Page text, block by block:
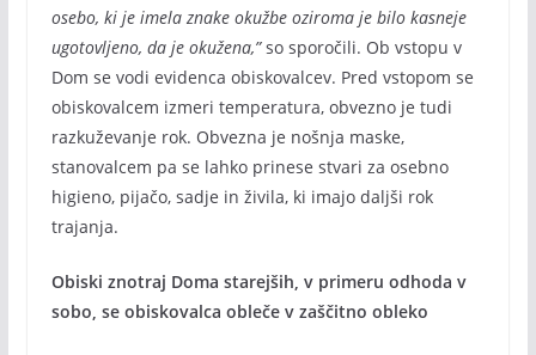
osebo, ki je imela znake okužbe oziroma je bilo kasneje
ugotovljeno, da je okužena,”so sporočili. Ob vstopu v
Dom se vodi evidenca obiskovalcev. Pred vstopom se
obiskovalcem izmeri temperatura, obvezno je tudi
razkuževanje rok. Obvezna je nošnja maske,
stanovalcem pa se lahko prinese stvari za osebno
higieno, pijačo, sadje in živila, ki imajo daljši rok
trajanja.
Obiski znotraj Doma starejših, v primeru odhoda v
sobo, se obiskovalca obleče v zaščitno obleko